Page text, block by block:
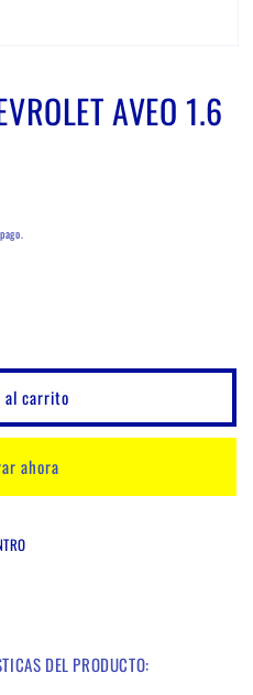
AVEO 1.6
al carrito
ahora
DEL PRODUCTO: